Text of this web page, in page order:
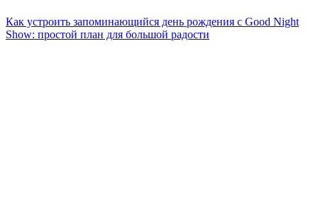
Как устроить запоминающийся день рождения с Good Night
Show: простой план для большой радости